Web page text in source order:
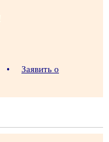
•
Заявить о